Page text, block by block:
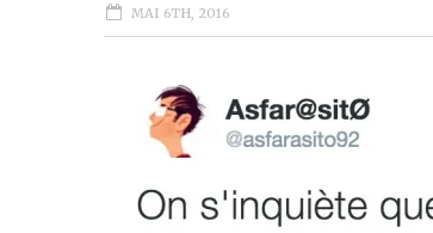
MAI 6TH, 2016